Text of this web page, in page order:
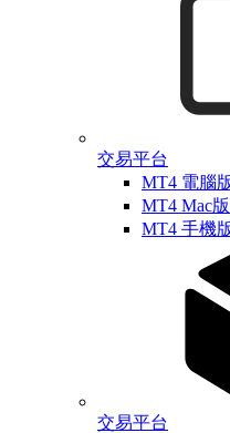
交易平台
MT4 電腦
MT4 Mac
MT4 手機
交易平台